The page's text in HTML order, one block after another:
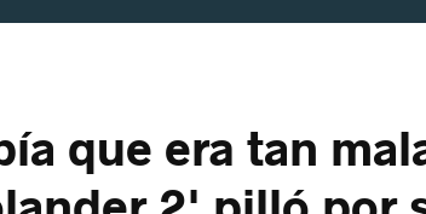
que era tan